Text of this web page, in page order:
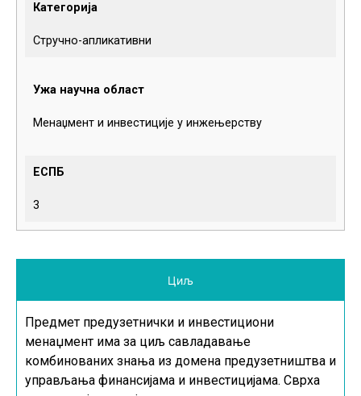
Категорија
Стручно-апликативни
Ужа научна област
Менаџмент и инвестиције у инжењерству
ЕСПБ
3
Циљ
Предмет предузетнички и инвестициони
менаџмент има за циљ савладавање
комбинованих знања из домена предузетништва и
управљања финансијама и инвестицијама. Сврха